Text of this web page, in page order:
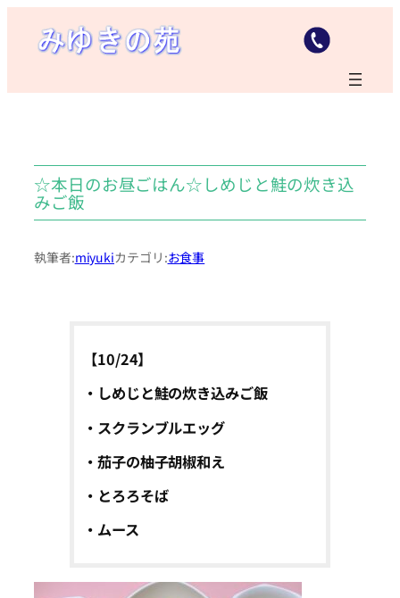
キ
☆本日のお昼ごはん☆しめじと鮭の炊き込
みご飯
執筆者:miyukiカテゴリ:お食事
【10/24】
・しめじと鮭の炊き込みご飯
・スクランブルエッグ
・茄子の柚子胡椒和え
・とろろそば
・ムース